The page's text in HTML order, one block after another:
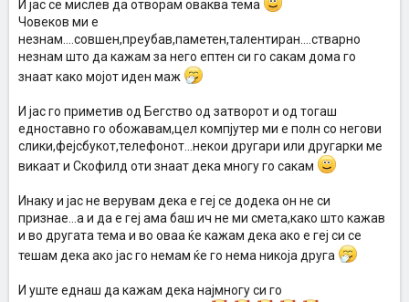
И јас се мислев да отворам оваква тема
Човеков ми е
незнам....совшен,преубав,паметен,талентиран....стварно
незнам што да кажам за него ептен си го сакам дома го
знаат како мојот иден маж
И јас го приметив од Бегство од затворот и од тогаш
едноставно го обожавам,цел компјутер ми е полн со негови
слики,фејсбукот,телефонот...некои другари или другарки ме
викаат и Скофилд оти знаат дека многу го сакам
Инаку и јас не верувам дека е геј се додека он не си
признае...а и да е геј ама баш ич не ми смета,како што кажав
и во другата тема и во оваа ќе кажам дека ако е геј си се
тешам дека ако јас го немам ќе го нема никоја друга
И уште еднаш да кажам дека најмногу си го